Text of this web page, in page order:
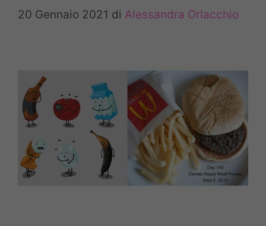
20 Gennaio 2021 di Alessandra Orlacchio